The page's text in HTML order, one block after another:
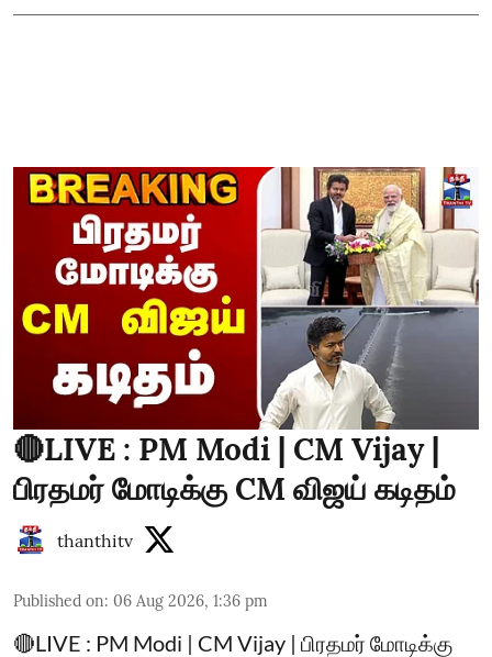
🔴LIVE : PM Modi | CM Vijay |
பிரதமர் மோடிக்கு CM விஜய் கடிதம்
thanthitv
Published on: 06 Aug 2026, 1:36 pm
🔴LIVE : PM Modi | CM Vijay | பிரதமர் மோடிக்கு